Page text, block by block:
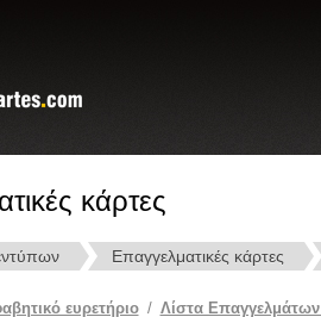
κάρτες
Επαγγελματικές κάρτες
ευρετήριο / Λίστα Επαγγελμάτων